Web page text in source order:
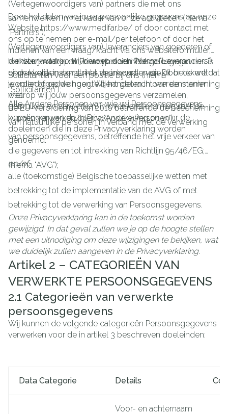
(Vertegenwoordigers van) partners die met ons
samenwerken in het kader van onze activiteiten (hierna
"Partners");
(Vertegenwoordigers van) leveranciers van goederen of
diensten waarop wij beroep doen (hierna "Leveranciers");
Sollicitanten voor een positie bij ons (hierna
“Sollicitanten”);
Alle Andere Personen van wie wij Persoonsgegevens
kunnen verwerken (hierna "Andere Personen").
Door het delen van jouw persoonlijke gegevens op onze
Website https://www.medifar.be/ of door contact met
ons op te nemen per e-mail/per telefoon of door het
indienen van een vraag/klacht via ons websiteformulier,
verklaar je dat je dit Privacybeleid hebt gelezen en
uitdrukkelijk instemt met de inhoud ervan. Dit betekent dat
je volledig op de hoogte bent gebracht van de manier
waarop wij jouw persoonsgegevens verzamelen,
gebruiken en verwerken, in overeenstemming met de
bepalingen van deze Privacyverklaring en voor de
doeleinden die in deze Privacyverklaring worden
genoemd.
Het verzamelen en verwerken van Persoonsgegevens is
onderworpen aan strikte voorwaarden die door de wet
worden afgedwongen. Wij handelen in overeenstemming
met:
de EU-verordening van 2016 betreffende de bescherming
van natuurlijke personen in verband met de verwerking
van persoonsgegevens, betreffende het vrije verkeer van
die gegevens en tot intrekking van Richtlijn 95/46/EG;
(hierna "AVG");
en/of
alle (toekomstige) Belgische toepasselijke wetten met
betrekking tot de implementatie van de AVG of met
betrekking tot de verwerking van Persoonsgegevens.
Onze Privacyverklaring kan in de toekomst worden
gewijzigd. In dat geval zullen we je op de hoogte stellen
met een uitnodiging om deze wijzigingen te bekijken, wat
we duidelijk zullen aangeven in de Privacyverklaring.
Artikel 2 – CATEGORIEËN VAN
VERWERKTE PERSOONSGEGEVENS
2.1 Categorieën van verwerkte
persoonsgegevens
Wij kunnen de volgende categorieën Persoonsgegevens
verwerken voor de in artikel 3 beschreven doeleinden:
Data Categorie Details
Voor- en achternaam